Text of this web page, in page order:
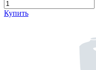
Купить